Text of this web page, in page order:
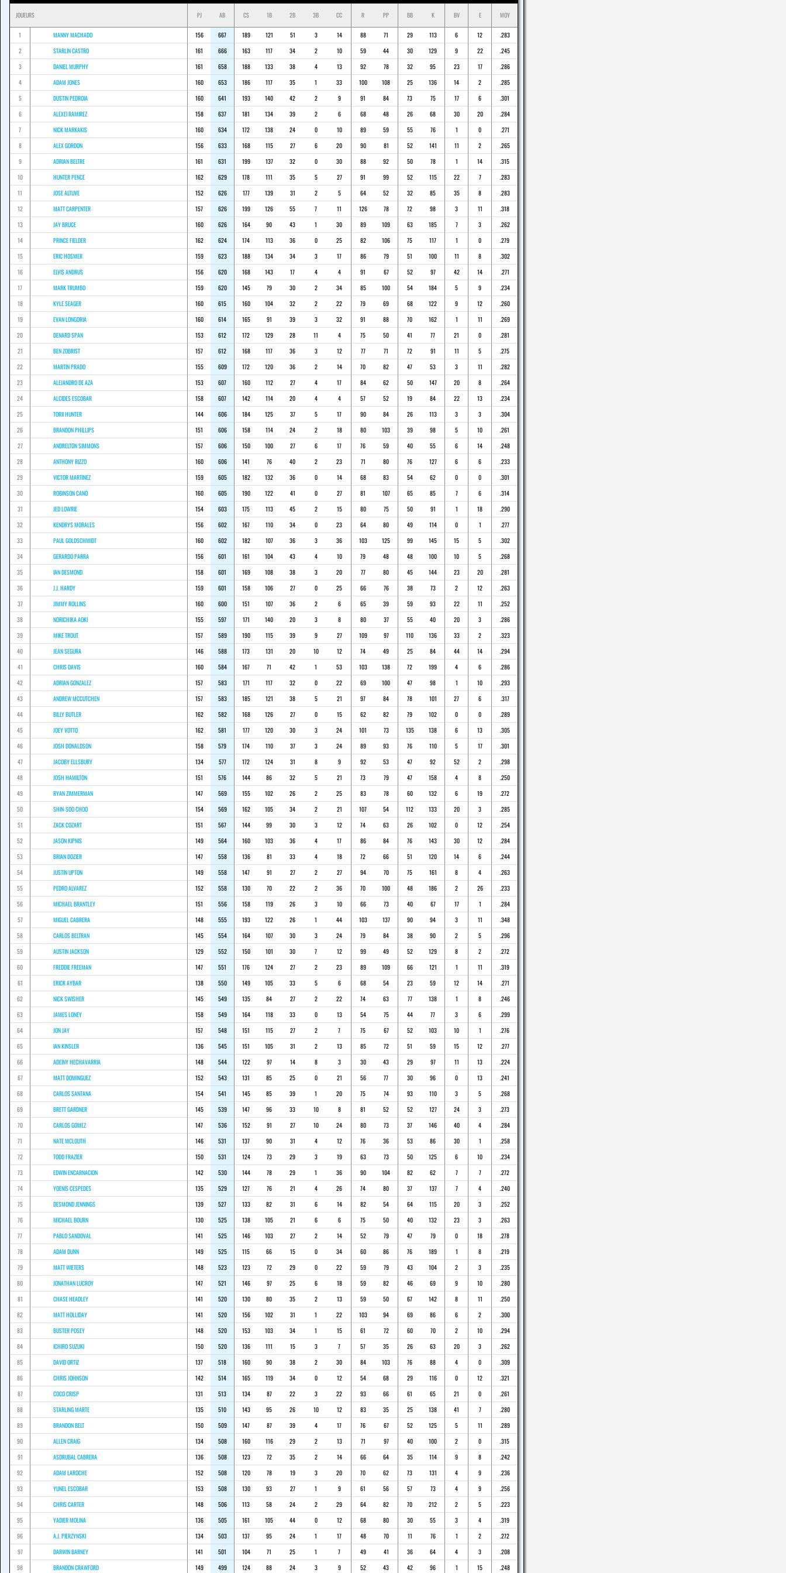
JOUEURS PJ AB CS 1B 2B 3B CC R PP BB K BV E MOY
1 MANNY MACHADO 156 667 189 121 51 3 14 88 71 29 113 6 12
.283
2
STARLIN CASTRO 161 666 163 117 34 2 10 59 44 30 129 9 22
.245
3
DANIEL MURPHY 161 658 188 133 38 4 13 92 78 32 95 23 17
.286
4
ADAM JONES 160 653 186 117 35 1 33 100 108 25 136 14 2
.285
5
DUSTIN PEDROIA 160 641 193 140 42 2 9 91 84 73 75 17 6
.301
6
ALEXEI RAMIREZ 158 637 181 134 39 2 6 68 48 26 68 30 20
.284
7
NICK MARKAKIS 160 634 172 138 24 0 10 89 59 55 76 1 0
.271
8
ALEX GORDON 156 633 168 115 27 6 20 90 81 52 141 11 2
.265
9
ADRIAN BELTRE 161 631 199 137 32 0 30 88 92 50 78 1 14
.315
10
HUNTER PENCE 162 629 178 111 35 5 27 91 99 52 115 22 7
.283
11
JOSE ALTUVE 152 626 177 139 31 2 5 64 52 32 85 35 8
.283
12
MATT CARPENTER 157 626 199 126 55 7 11 126 78 72 98 3 11
.318
13
JAY BRUCE 160 626 164 90 43 1 30 89 109 63 185 7 3
.262
14
PRINCE FIELDER 162 624 174 113 36 0 25 82 106 75 117 1 0
.279
15
ERIC HOSMER 159 623 188 134 34 3 17 86 79 51 100 11 8
.302
16
ELVIS ANDRUS 156 620 168 143 17 4 4 91 67 52 97 42 14
.271
17
MARK TRUMBO 159 620 145 79 30 2 34 85 100 54 184 5 9
.234
18
KYLE SEAGER 160 615 160 104 32 2 22 79 69 68 122 9 12
.260
19
EVAN LONGORIA 160 614 165 91 39 3 32 91 88 70 162 1 11
.269
20
DENARD SPAN 153 612 172 129 28 11 4 75 50 41 77 21 0
.281
21
BEN ZOBRIST 157 612 168 117 36 3 12 77 71 72 91 11 5
.275
22
MARTIN PRADO 155 609 172 120 36 2 14 70 82 47 53 3 11
.282
23
ALEJANDRO DE AZA 153 607 160 112 27 4 17 84 62 50 147 20 8
.264
24
ALCIDES ESCOBAR 158 607 142 114 20 4 4 57 52 19 84 22 13
.234
25
TORII HUNTER 144 606 184 125 37 5 17 90 84 26 113 3 3
.304
26
BRANDON PHILLIPS 151 606 158 114 24 2 18 80 103 39 98 5 10
.261
27
ANDRELTON SIMMONS 157 606 150 100 27 6 17 76 59 40 55 6 14
.248
28
ANTHONY RIZZO 160 606 141 76 40 2 23 71 80 76 127 6 6
.233
29
VICTOR MARTINEZ 159 605 182 132 36 0 14 68 83 54 62 0 0
.301
30
ROBINSON CANO 160 605 190 122 41 0 27 81 107 65 85 7 6
.314
31
JED LOWRIE 154 603 175 113 45 2 15 80 75 50 91 1 18
.290
32
KENDRYS MORALES 156 602 167 110 34 0 23 64 80 49 114 0 1
.277
33
PAUL GOLDSCHMIDT 160 602 182 107 36 3 36 103 125 99 145 15 5
.302
34
GERARDO PARRA 156 601 161 104 43 4 10 79 48 48 100 10 5
.268
35
IAN DESMOND 158 601 169 108 38 3 20 77 80 45 144 23 20
.281
36
J.J. HARDY 159 601 158 106 27 0 25 66 76 38 73 2 12
.263
37
JIMMY ROLLINS 160 600 151 107 36 2 6 65 39 59 93 22 11
.252
38
NORICHIKA AOKI 155 597 171 140 20 3 8 80 37 55 40 20 3
.286
39
MIKE TROUT 157 589 190 115 39 9 27 109 97 110 136 33 2
.323
40
JEAN SEGURA 146 588 173 131 20 10 12 74 49 25 84 44 14
.294
41
CHRIS DAVIS 160 584 167 71 42 1 53 103 138 72 199 4 6
.286
42
ADRIAN GONZALEZ 157 583 171 117 32 0 22 69 100 47 98 1 10
.293
43
ANDREW MCCUTCHEN 157 583 185 121 38 5 21 97 84 78 101 27 6
.317
44
BILLY BUTLER 162 582 168 126 27 0 15 62 82 79 102 0 0
.289
45
JOEY VOTTO 162 581 177 120 30 3 24 101 73 135 138 6 13
.305
46
JOSH DONALDSON 158 579 174 110 37 3 24 89 93 76 110 5 17
.301
47
JACOBY ELLSBURY 134 577 172 124 31 8 9 92 53 47 92 52 2
.298
48
JOSH HAMILTON 151 576 144 86 32 5 21 73 79 47 158 4 8
.250
49
RYAN ZIMMERMAN 147 569 155 102 26 2 25 83 78 60 132 6 19
.272
50
SHIN-SOO CHOO 154 569 162 105 34 2 21 107 54 112 133 20 3
.285
51
ZACK COZART 151 567 144 99 30 3 12 74 63 26 102 0 12
.254
52
JASON KIPNIS 149 564 160 103 36 4 17 86 84 76 143 30 12
.284
53
BRIAN DOZIER 147 558 136 81 33 4 18 72 66 51 120 14 6
.244
54
JUSTIN UPTON 149 558 147 91 27 2 27 94 70 75 161 8 4
.263
55
PEDRO ALVAREZ 152 558 130 70 22 2 36 70 100 48 186 2 26
.233
56
MICHAEL BRANTLEY 151 556 158 119 26 3 10 66 73 40 67 17 1
.284
57
MIGUEL CABRERA 148 555 193 122 26 1 44 103 137 90 94 3 11
.348
58
CARLOS BELTRAN 145 554 164 107 30 3 24 79 84 38 90 2 5
.296
59
AUSTIN JACKSON 129 552 150 101 30 7 12 99 49 52 129 8 2
.272
60
FREDDIE FREEMAN 147 551 176 124 27 2 23 89 109 66 121 1 11
.319
61
ERICK AYBAR 138 550 149 105 33 5 6 68 54 23 59 12 14
.271
62
NICK SWISHER 145 549 135 84 27 2 22 74 63 77 138 1 8
.246
63
JAMES LONEY 158 549 164 118 33 0 13 54 75 44 77 3 6
.299
64
JON JAY 157 548 151 115 27 2 7 75 67 52 103 10 1
.276
65
IAN KINSLER 136 545 151 105 31 2 13 85 72 51 59 15 12
.277
66
ADEINY HECHAVARRIA 148 544 122 97 14 8 3 30 43 29 97 11 13
.224
67
MATT DOMINGUEZ 152 543 131 85 25 0 21 56 77 30 96 0 13
.241
68
CARLOS SANTANA 154 541 145 85 39 1 20 75 74 93 110 3 5
.268
69
BRETT GARDNER 145 539 147 96 33 10 8 81 52 52 127 24 3
.273
70
CARLOS GOMEZ 147 536 152 91 27 10 24 80 73 37 146 40 4
.284
71
NATE MCLOUTH 146 531 137 90 31 4 12 76 36 53 86 30 1
.258
72
TODD FRAZIER 150 531 124 73 29 3 19 63 73 50 125 6 10
.234
73
EDWIN ENCARNACION 142 530 144 78 29 1 36 90 104 82 62 7 7
.272
74
YOENIS CESPEDES 135 529 127 76 21 4 26 74 80 37 137 7 4
.240
75
DESMOND JENNINGS 139 527 133 82 31 6 14 82 54 64 115 20 3
.252
76
MICHAEL BOURN 130 525 138 105 21 6 6 75 50 40 132 23 3
.263
77
PABLO SANDOVAL 141 525 146 103 27 2 14 52 79 47 79 0 18
.278
78
ADAM DUNN 149 525 115 66 15 0 34 60 86 76 189 1 8
.219
79
MATT WIETERS 148 523 123 72 29 0 22 59 79 43 104 2 3
.235
80
JONATHAN LUCROY 147 521 146 97 25 6 18 59 82 46 69 9 10
.280
81
CHASE HEADLEY 141 520 130 80 35 2 13 59 50 67 142 8 11
.250
82
MATT HOLLIDAY 141 520 156 102 31 1 22 103 94 69 86 6 2
.300
83
BUSTER POSEY 148 520 153 103 34 1 15 61 72 60 70 2 10
.294
84
ICHIRO SUZUKI 150 520 136 111 15 3 7 57 35 26 63 20 3
.262
85
DAVID ORTIZ 137 518 160 90 38 2 30 84 103 76 88 4 0
.309
86
CHRIS JOHNSON 142 514 165 119 34 0 12 54 68 29 116 0 12
.321
87
COCO CRISP 131 513 134 87 22 3 22 93 66 61 65 21 0
.261
88
STARLING MARTE 135 510 143 95 26 10 12 83 35 25 138 41 7
.280
89
BRANDON BELT 150 509 147 87 39 4 17 76 67 52 125 5 11
.289
90
ALLEN CRAIG 134 508 160 116 29 2 13 71 97 40 100 2 0
.315
91
ASDRUBAL CABRERA 136 508 123 72 35 2 14 66 64 35 114 9 8
.242
92
ADAM LAROCHE 152 508 120 78 19 3 20 70 62 73 131 4 9
.236
93
YUNEL ESCOBAR 153 508 130 93 27 1 9 61 56 57 73 4 9
.256
94
CHRIS CARTER 148 506 113 58 24 2 29 64 82 70 212 2 5
.223
95
YADIER MOLINA 136 505 161 105 44 0 12 68 80 30 55 3 4
.319
96
A.J. PIERZYNSKI 134 503 137 95 24 1 17 48 70 11 76 1 2
.272
97
DARWIN BARNEY 141 501 104 71 25 1 7 49 41 36 64 4 3
.208
98
BRANDON CRAWFORD 149 499 124 88 24 3 9 52 43 42 96 1 15 .248